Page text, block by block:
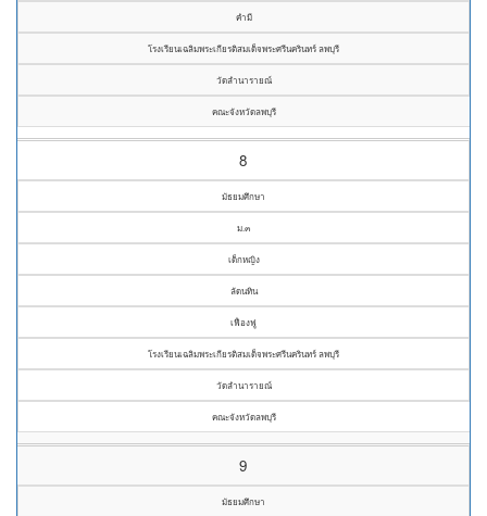
คำมี
โรงเรียนเฉลิมพระเกียรติสมเด็จพระศรีนครินทร์ ลพบุรี
วัดลำนารายณ์
คณะจังหวัดลพบุรี
8
มัธยมศึกษา
ม.๓
เด็กหญิง
ลัดนทิน
เฟื่องฟู
โรงเรียนเฉลิมพระเกียรติสมเด็จพระศรีนครินทร์ ลพบุรี
วัดลำนารายณ์
คณะจังหวัดลพบุรี
9
มัธยมศึกษา